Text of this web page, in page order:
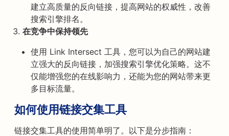
建立高质量的反向链接，提高网站的权威性，改善
搜索引擎排名。
在竞争中保持领先
使用 Link Intersect 工具，您可以为自己的网站建
立强大的反向链接，加强搜索引擎优化策略。这不
仅能增强您的在线影响力，还能为您的网站带来更
多目标流量。
如何使用链接交集工具
链接交集工具的使用简单明了。以下是分步指南：